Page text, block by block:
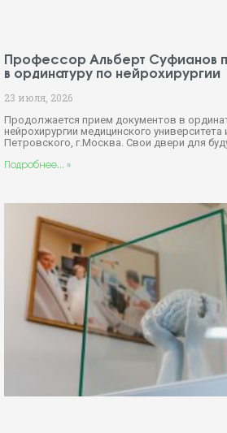
Профессор Альберт Суфианов
в ординатуру по нейрохирургии
23 июля, 2026
Продолжается прием документов в
нейрохирургии медицинского
Петровского, г.Москва. Свои двери для
Подробнее... »